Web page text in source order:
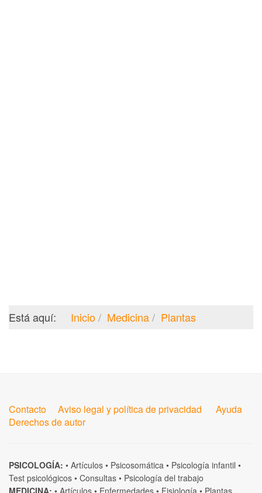
Está aquí: Inicio Medicina Plantas
Contacto Aviso legal y política de privacidad
Ayuda
Derechos de autor
PSICOLOGÍA: • Artículos • Psicosomática • Psicología infantil •
Test psicológicos • Consultas • Psicología del trabajo
MEDICINA: • Artículos • Enfermedades • Fisiología • Plantas